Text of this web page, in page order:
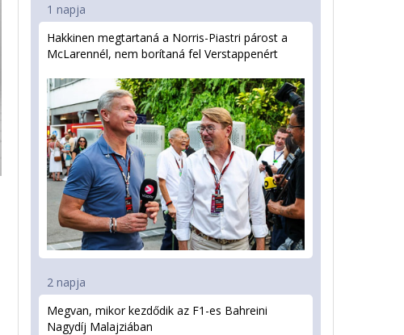
1 napja
Hakkinen megtartaná a Norris-Piastri párost a
McLarennél, nem borítaná fel Verstappenért
2 napja
Megvan, mikor kezdődik az F1-es Bahreini
Nagydíj Malajziában